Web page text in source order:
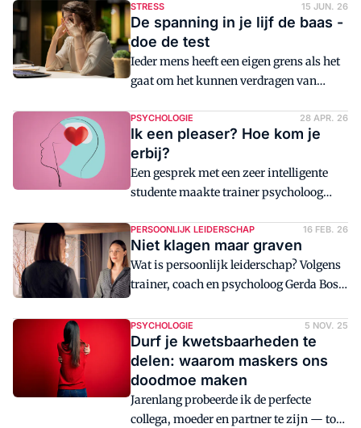
STRESS 15 JUN. 26
De spanning in je lijf de baas -
doe de test
Ieder mens heeft een eigen grens als het
gaat om het kunnen verdragen van
bij jou?
PSYCHOLOGIE 28 APR. 26
Ik een pleaser? Hoe kom je
erbij?
Een gesprek met een zeer intelligente
studente maakte trainer psycholoog
onzeker. Met het reguleren van haar
zenuwstelsel zou ze zich een stuk beter
hebben gevoeld.
PERSOONLIJK LEIDERSCHAP 16 FEB. 26
Niet klagen maar graven
Wat is persoonlijk leiderschap? Volgens
trainer, coach en psycholoog Gerda Bos
beslissingen en niet automatisch de
schuld bij een ander leggen. Dat is niet
altijd makkelijk.
PSYCHOLOGIE 5 NOV. 25
Durf je kwetsbaarheden te
delen: waarom maskers ons
doodmoe maken
Jarenlang probeerde ik de perfecte
collega, moeder en partner te zijn — tot